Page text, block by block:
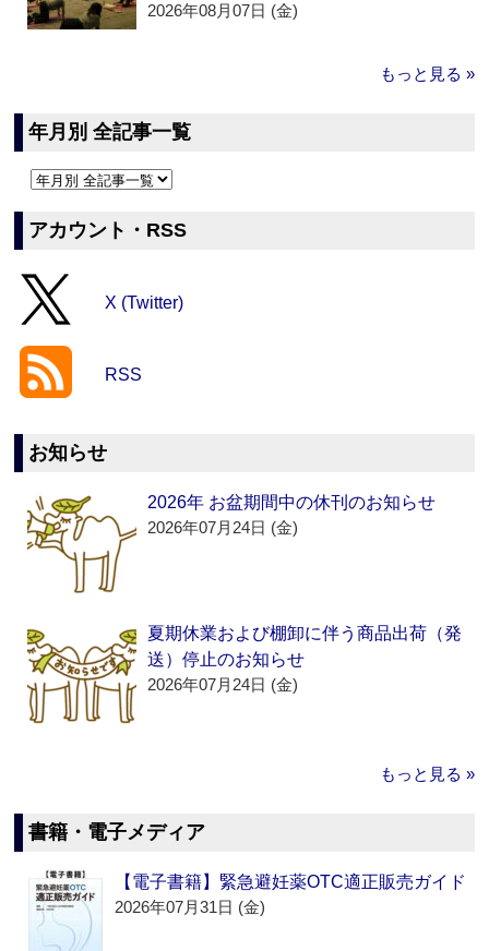
2026年08月07日 (金)
もっと見る »
年月別 全記事一覧
アカウント・RSS
X (Twitter)
RSS
お知らせ
2026年 お盆期間中の休刊のお知らせ
2026年07月24日 (金)
夏期休業および棚卸に伴う商品出荷（発
送）停止のお知らせ
2026年07月24日 (金)
もっと見る »
書籍・電子メディア
【電子書籍】緊急避妊薬OTC適正販売ガイド
2026年07月31日 (金)